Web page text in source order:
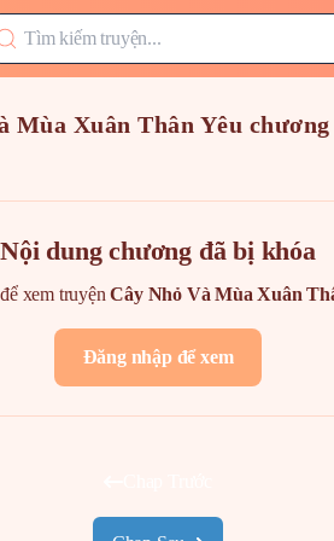
Mùa Xuân Thân Yêu
Nội dung chương đã bị khóa
xem truyệnCây Nhỏ Và Mùa Xuân
Đăng nhập để xem